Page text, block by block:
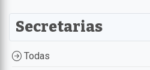
Secretarias
Todas